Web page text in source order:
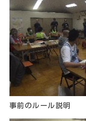
事前のルール説明